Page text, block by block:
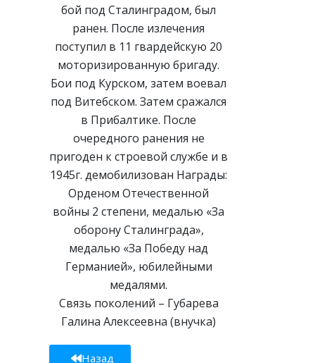
бой под Сталинградом, был
ранен. После излечения
поступил в 11 гвардейскую 20
моторизированную бригаду.
Бои под Курском, затем воевал
под Витебском. Затем сражался
в Прибалтике. После
очередного ранения не
пригоден к строевой службе и в
1945г. демобилизован Награды:
Орденом Отечественной
войны 2 степени, медалью «За
оборону Сталинграда»,
медалью «За Победу над
Германией», юбилейными
медалями.
Связь поколений – Губарева
Галина Алексеевна (внучка)
Назад